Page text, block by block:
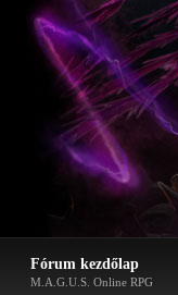
Fórum kezdőlap
M.A.G.U.S. Online RPG